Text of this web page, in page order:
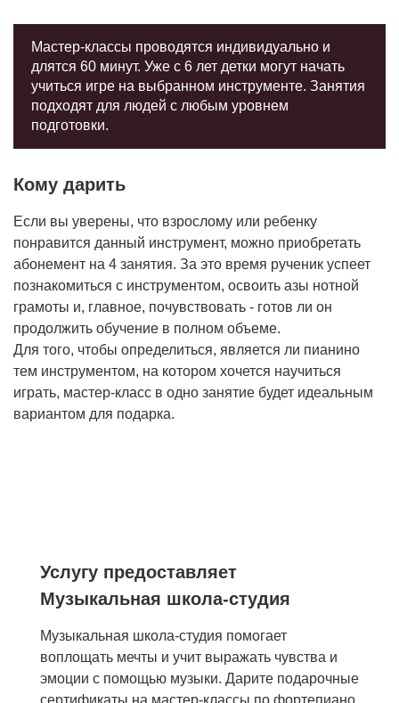
Мастер-классы проводятся индивидуально и
длятся 60 минут. Уже с 6 лет детки могут начать
учиться игре на выбранном инструменте. Занятия
подходят для людей с любым уровнем
подготовки.
Кому дарить
Если вы уверены, что взрослому или ребенку
понравится данный инструмент, можно приобретать
абонемент на 4 занятия. За это время рученик успеет
познакомиться с инструментом, освоить азы нотной
грамоты и, главное, почувствовать - готов ли он
продолжить обучение в полном объеме.
Для того, чтобы определиться, является ли пианино
тем инструментом, на котором хочется научиться
играть, мастер-класс в одно занятие будет идеальным
вариантом для подарка.
Услугу предоставляет
Музыкальная школа-студия
Музыкальная школа-студия помогает
воплощать мечты и учит выражать чувства и
эмоции с помощью музыки. Дарите подарочные
сертификаты на мастер-классы по фортепиано,